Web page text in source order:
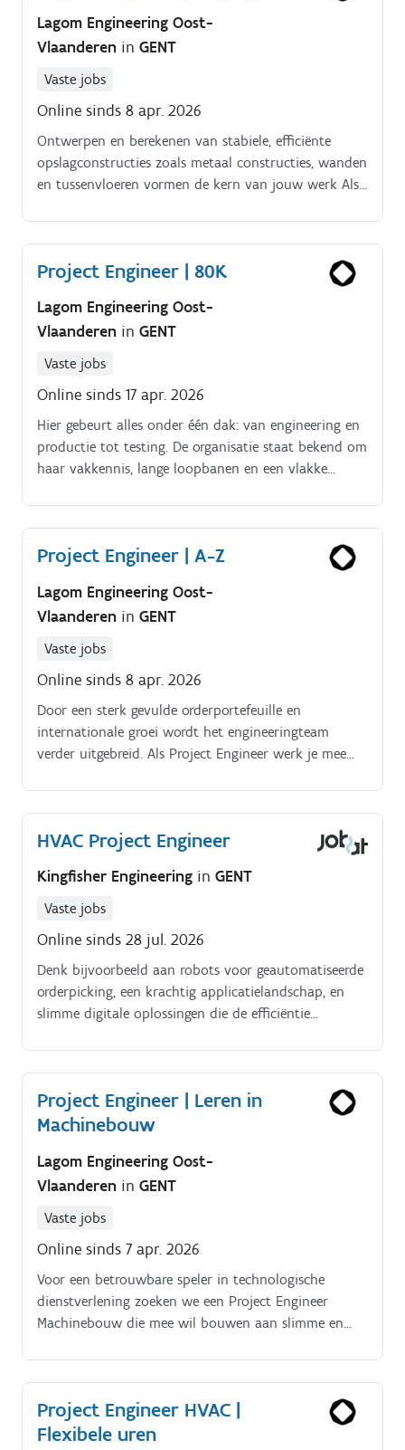
Lagom Engineering Oost-
Vlaanderen in GENT
Vaste jobs
Online sinds 8 apr. 2026
Ontwerpen en berekenen van stabiele, efficiënte
opslagconstructies zoals metaal constructies, wanden
en tussenvloeren vormen de kern van jouw werk Als
projectverloop: van bestelling en technische
uitwerking tot opvolging van de montageplanning
Verkopers en monteurs kunnen bij jou terecht voor
oplossingsgericht is In nauwe samenwerking met
collega's uit engineering, productie en planning zorg
je voor een feilloze uitvoering Dankzij jouw kritische
standaarden continu te verbeteren
Project Engineer | 80K
Lagom Engineering Oost-
Vlaanderen in GENT
Vaste jobs
Online sinds 17 apr. 2026
Hier gebeurt alles onder één dak: van engineering en
productie tot testing. De organisatie staat bekend om
haar vakkennis, lange loopbanen en een vlakke
Project Engineer | A-Z
Lagom Engineering Oost-
Vlaanderen in GENT
Vaste jobs
Online sinds 8 apr. 2026
Door een sterk gevulde orderportefeuille en
internationale groei wordt het engineeringteam
verder uitgebreid. Als Project Engineer werk je mee
geen twee realisaties identiek zijn.
HVAC Project Engineer
Kingfisher Engineering in GENT
Vaste jobs
Online sinds 28 jul. 2026
Denk bijvoorbeeld aan robots voor geautomatiseerde
orderpicking, een krachtig applicatielandschap, en
slimme digitale oplossingen die de efficiëntie
Project Engineer | Leren in
Machinebouw
Lagom Engineering Oost-
Vlaanderen in GENT
Vaste jobs
Online sinds 7 apr. 2026
Voor een betrouwbare speler in technologische
dienstverlening zoeken we een Project Engineer
Machinebouw die mee wil bouwen aan slimme en
in een stabiele, financieel gezonde groep met een
sterke reputatie binnen mechatronica en
geautomatiseerde oplossingen.
Project Engineer HVAC |
Flexibele uren